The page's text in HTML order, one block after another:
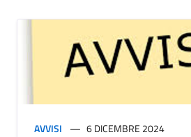
AVVISI 6 DICEMBRE 2024